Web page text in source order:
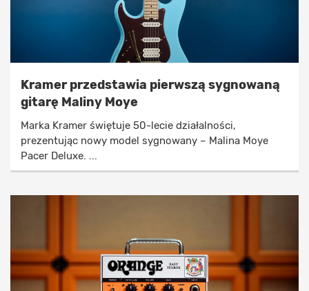
Kramer przedstawia pierwszą sygnowaną
gitarę Maliny Moye
Marka Kramer świętuje 50-lecie działalności,
prezentując nowy model sygnowany – Malina Moye
Pacer Deluxe. ...